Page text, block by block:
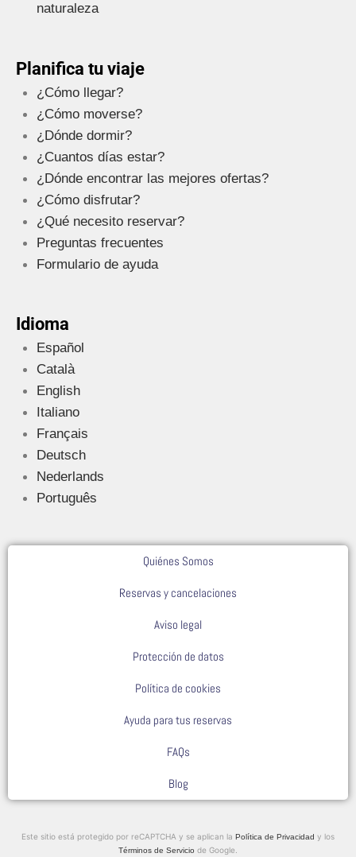
naturaleza
Planifica tu viaje
¿Cómo llegar?
¿Cómo moverse?
¿Dónde dormir?
¿Cuantos días estar?
¿Dónde encontrar las mejores ofertas?
¿Cómo disfrutar?
¿Qué necesito reservar?
Preguntas frecuentes
Formulario de ayuda
Idioma
Español
Català
English
Italiano
Français
Deutsch
Nederlands
Português
Quiénes Somos
Reservas y cancelaciones
Aviso legal
Protección de datos
Política de cookies
Ayuda para tus reservas
FAQs
Blog
Este sitio está protegido por reCAPTCHA y se aplican la Política de Privacidad y los
Términos de Servicio de Google.